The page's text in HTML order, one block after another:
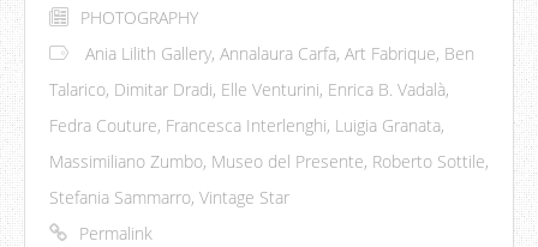
PHOTOGRAPHY
Ania Lilith Gallery, Annalaura Carfa, Art Fabrique, Ben
Talarico, Dimitar Dradi, Elle Venturini, Enrica B. Vadalà,
Fedra Couture, Francesca Interlenghi, Luigia Granata,
Massimiliano Zumbo, Museo del Presente, Roberto Sottile,
Stefania Sammarro, Vintage Star
Permalink